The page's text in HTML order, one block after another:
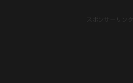
スポンサーリンク